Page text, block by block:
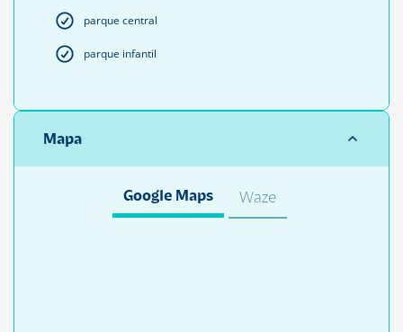
parque central
parque infantil
Mapa
Google Maps Waze